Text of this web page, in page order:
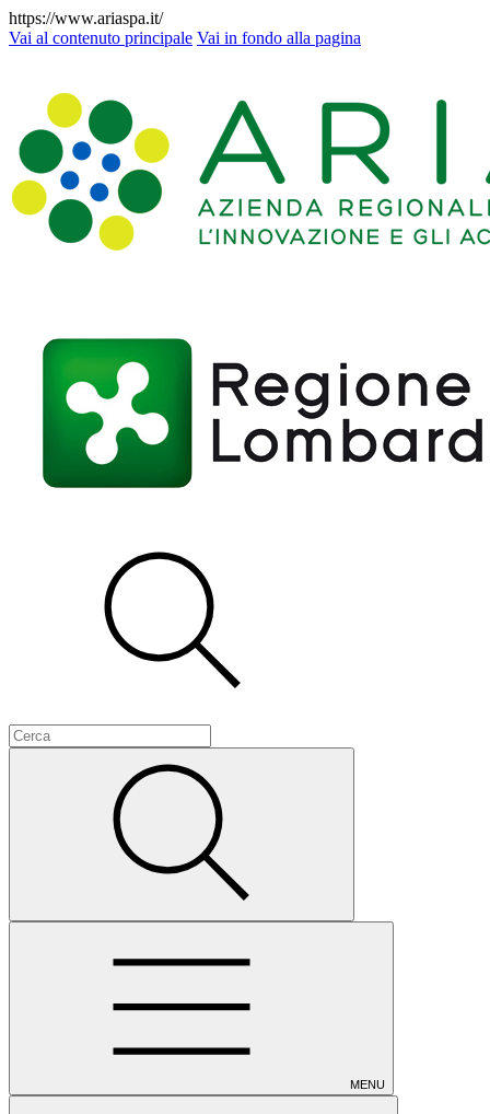
https://www.ariaspa.it/
Vai al contenuto principale Vai in fondo alla pagina
MENU